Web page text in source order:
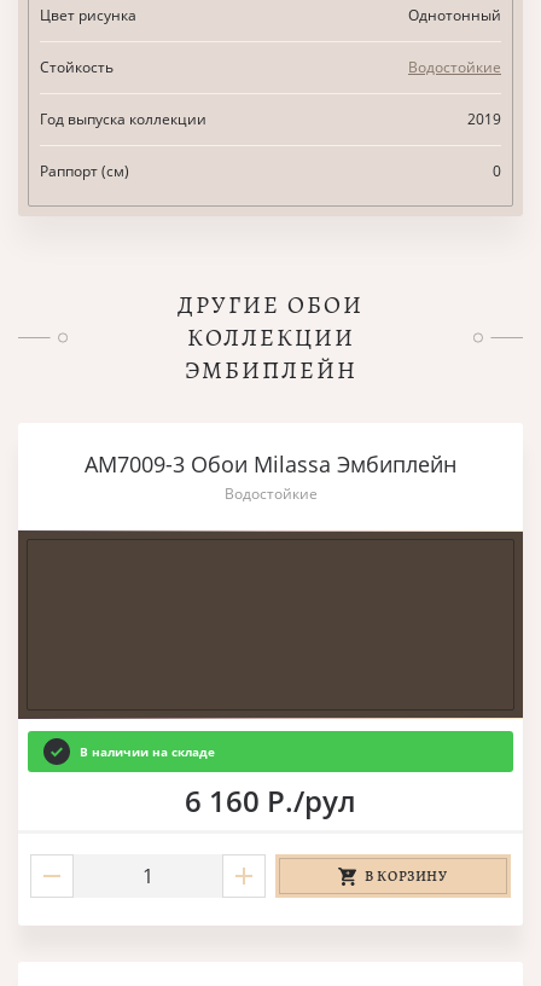
Цвет рисунка Однотонный
Стойкость Водостойкие
Год выпуска коллекции 2019
Раппорт (см) 0
ДРУГИЕ ОБОИ
КОЛЛЕКЦИИ
ЭМБИПЛЕЙН
AM7009-3 Обои Milassa Эмбиплейн
Водостойкие
В наличии на складе
6 160 Р./рул
В КОРЗИНУ